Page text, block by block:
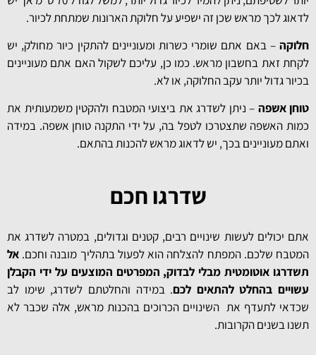
לדאוג לכך מראש שכן זה ישפיע על חלוקת הארונות שמתחת לכיור.
חלוקה– באם אתם שומרי כשרות ומעוניינים להתקין כיור מחולק, יש
לקחת זאת בחשבון מראש. כמו כן, עליכם לשקול האם אתם מעוניינים
בכיור גדול יותר עקב החלוקה, או לא.
טוחן אשפה – ניתן לשדרג את ביצועי המטבח ולהקטין משמעותית את
כמות האשפה שתצטרכו לטפל בה, על ידי התקנה טוחן אשפה. במידה
ואתם מעוניינים בכך, יש לדאוג מראש להכנות בהתאם.
שדרגו חכם
אתם יכולים לעשות שינויים רבים, קטנים וגדולים, במטרה לשדרג את
המטבח שלכם. המפתח להצלחה הוא לפעול בתהליך מובנה וחכם. אל
תשדרגו אוטומטית מבלי לבדוק, המפרטים המוצעים על ידי הקבלן
עשויים בהחלט להתאים לכם. במידה והחלטתם לשדרג, שימו לב
שכדאי לתעדף את השינויים הכרוכים בהכנות מראש, אלה שכבר לא
תשנו בשנים הקרובות.